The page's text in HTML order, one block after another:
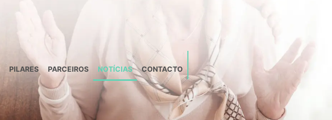
PILARES PARCEIROS NOTÍCIAS CONTACTO